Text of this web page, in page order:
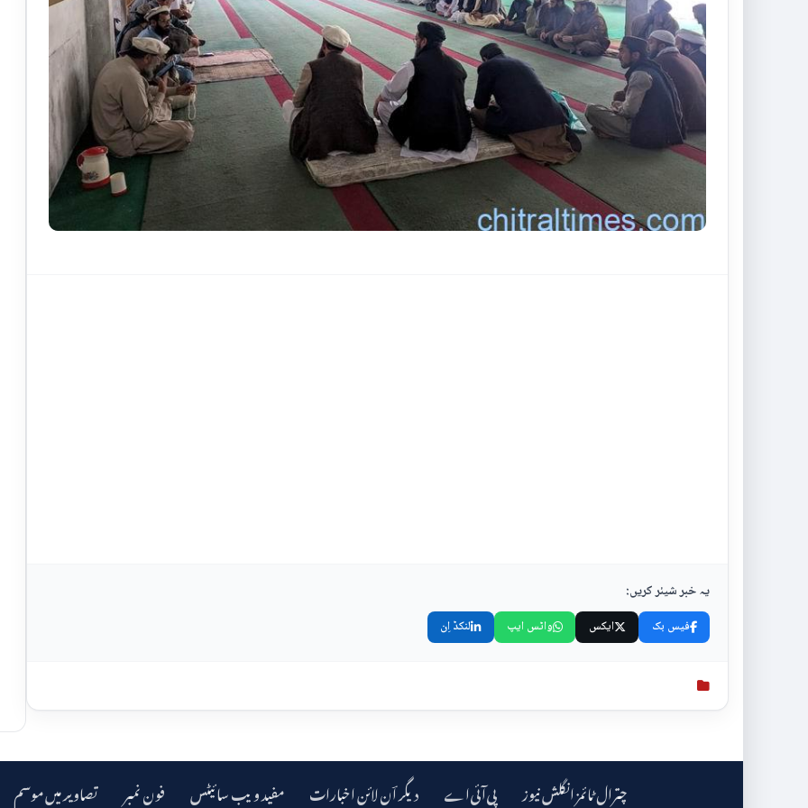
یہ خبر شیئر کریں:
فیس بک ایکس واٹس ایپ لنکڈ اِن
تصاویر میں موسم فون نمبر مفید ویب سائیٹس دیگر اؔن لائن اخبارات پی‌آئی‌اے‎ چترال ٹائمز انگلش نیوز